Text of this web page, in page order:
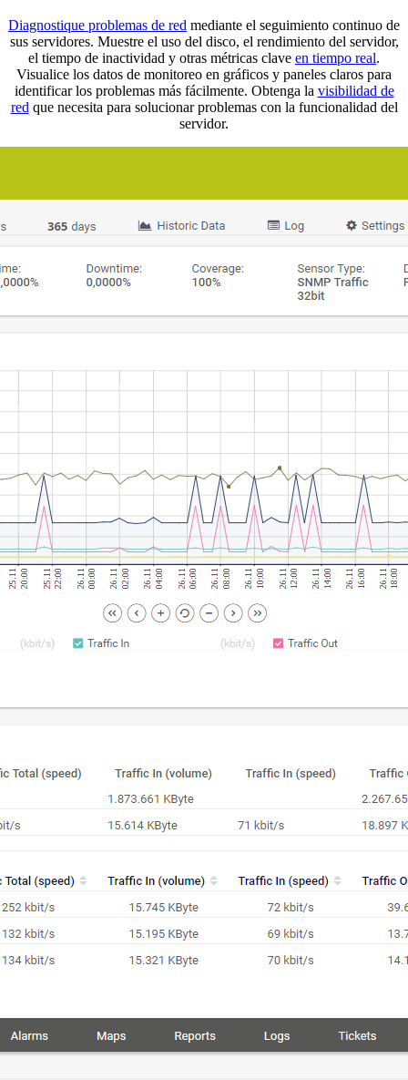
Diagnostique problemas de red mediante el seguimiento continuo de
sus servidores. Muestre el uso del disco, el rendimiento del servidor,
el tiempo de inactividad y otras métricas clave en tiempo real.
Visualice los datos de monitoreo en gráficos y paneles claros para
identificar los problemas más fácilmente. Obtenga la visibilidad de
red que necesita para solucionar problemas con la funcionalidad del
servidor.